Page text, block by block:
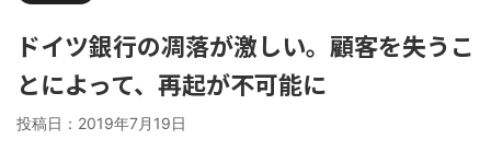
ドイツ銀行の凋落が激しい。顧客を失うこ
とによって、再起が不可能に
投稿日： 2019年7月19日